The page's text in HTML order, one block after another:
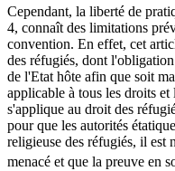
Cependant, la liberté de
4, connaît des limitations
convention. En effet, cet
des réfugiés, dont
de l'Etat hôte afin que soit
applicable à tous les droits
s'applique au droit des
pour que les autorités
religieuse des réfugiés, il est
menacé et que la preuve en